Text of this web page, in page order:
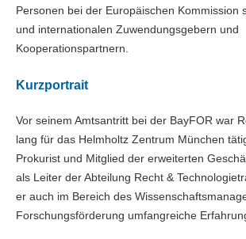
Personen bei der Europäischen Kommission
und internationalen Zuwendungsgebern und
Kooperationspartnern.
Kurzportrait
Vor seinem Amtsantritt bei der BayFOR war
lang für das Helmholtz Zentrum München
Prokurist und Mitglied der erweiterten
als Leiter der Abteilung Recht &
er auch im Bereich des
Forschungsförderung umfangreiche